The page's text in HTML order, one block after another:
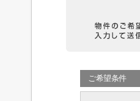
ご希望条件